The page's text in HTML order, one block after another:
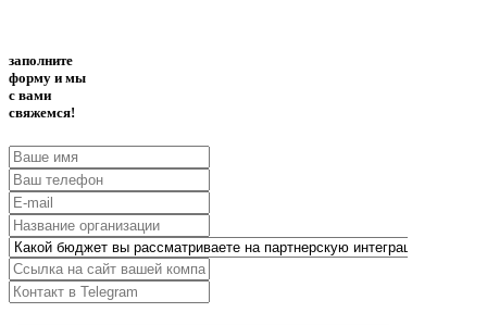
заполните
форму и мы
с вами
свяжемся!